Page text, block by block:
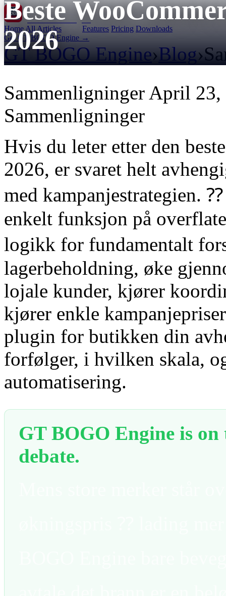
GT BOGO
Engine
Home All Articles Features Pricing Downloads
Get GT BOGO Engine →
GT BOGO Engine›Blog›
Beste
2026
Sammenligninger April 23,
Sammenligninger
Hvis du leter etter den
2026, er svaret helt
med kampanjestrategien.
enkelt funksjon på
logikk for fundamentalt
lagerbeholdning, øke
lojale kunder, kjører
kjører enkle
plugin for butikken din
forfølger, i hvilken skala,
automatisering.
GT BOGO Engine is
debate.